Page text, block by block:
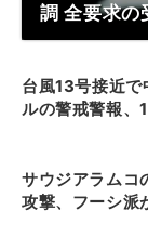
調 全要求の
台風13号接近
ルの警戒警報、
サウジアラムコ
攻撃、フーシ派